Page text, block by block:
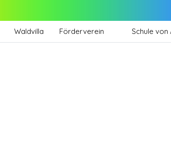
Waldvilla Förderverein Schule von